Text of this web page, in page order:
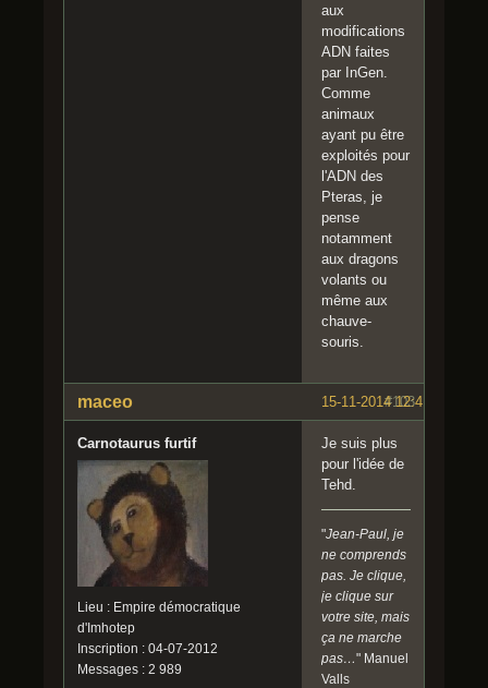
aux
modifications
ADN faites
par InGen.
Comme
animaux
ayant pu être
exploités pour
l'ADN des
Pteras, je
pense
notamment
aux dragons
volants ou
même aux
chauve-
souris.
#103
15-11-2014 12:41:17
maceo
Carnotaurus furtif
Lieu : Empire démocratique
d'Imhotep
Inscription : 04-07-2012
Messages : 2 989
Je suis plus
pour l'idée de
Tehd.
"Jean-Paul, je
ne comprends
pas. Je clique,
je clique sur
votre site, mais
ça ne marche
pas…" Manuel
Valls